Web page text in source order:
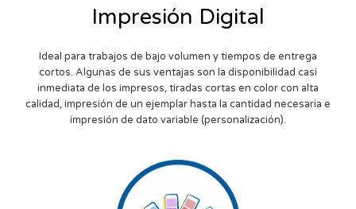
Impresión Digital
Ideal para trabajos de bajo volumen y tiempos de entrega
cortos. Algunas de sus ventajas son la disponibilidad casi
inmediata de los impresos, tiradas cortas en color con alta
calidad, impresión de un ejemplar hasta la cantidad necesaria e
impresión de dato variable (personalización).